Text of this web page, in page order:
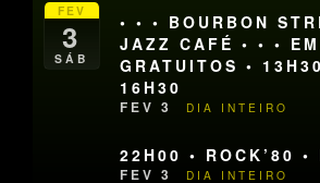
FEV
3
SÁB
• • • BOURBON
JAZZ CAFÉ • • •
GRATUITOS •
16H30
FEV 3 DIA INTEIRO
22H00 • ROCK’80 •
FEV 3 DIA INTEIRO